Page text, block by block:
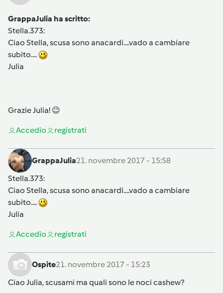
GrappaJulia ha scritto:
Stella.373:
Ciao Stella, scusa sono anacardi....vado a cambiare
subito....
Julia
Grazie Julia! 😉
Accedio registrati
GrappaJulia21. novembre 2017 - 15:58
Stella.373:
Ciao Stella, scusa sono anacardi....vado a cambiare
subito....
Julia
Accedio registrati
Ospite21. novembre 2017 - 15:23
Ciao Julia, scusami ma quali sono le noci cashew?